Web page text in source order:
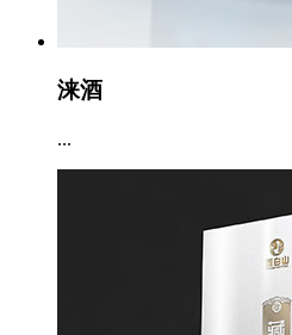
涞酒
...